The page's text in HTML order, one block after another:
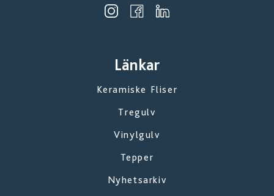
Länkar
Keramiske Fliser
Tregulv
Vinylgulv
Tepper
Nyhetsarkiv